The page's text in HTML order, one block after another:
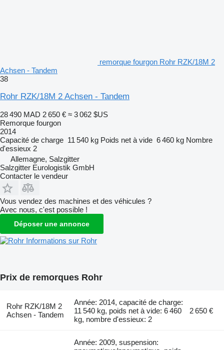
remorque fourgon Rohr RZK/18M 2
Achsen - Tandem
38
Rohr RZK/18M 2 Achsen - Tandem
28 490 MAD 2 650 € ≈ 3 062 $US
Remorque fourgon
2014
Capacité de charge 11 540 kg Poids net à vide 6 460 kg Nombre
d'essieux 2
Allemagne, Salzgitter
Salzgitter Eurologistik GmbH
Contacter le vendeur
Vous vendez des machines et des véhicules ?
Avec nous, c'est possible !
Déposer une annonce
Informations sur Rohr
Prix de remorques Rohr
Rohr RZK/18M 2
Achsen - Tandem
Année: 2014, capacité de charge:
11 540 kg, poids net à vide: 6 460
kg, nombre d'essieux: 2
2 650 €
Année: 2009, suspension: